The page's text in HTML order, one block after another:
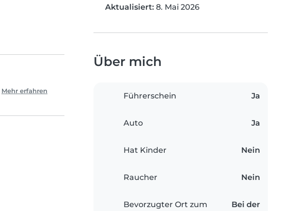
Mehr erfahren
Aktualisiert: 8. Mai 2026
Über mich
Führerschein Ja
Auto Ja
Hat Kinder Nein
Raucher Nein
Bevorzugter Ort zum
Bei der